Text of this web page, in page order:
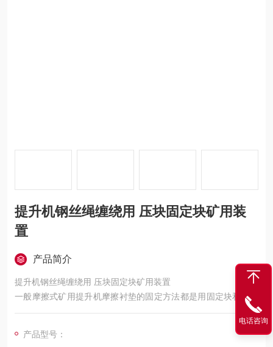
提升机钢丝绳缠绕用 压块固定块矿用装
置
产品简介
提升机钢丝绳缠绕用 压块固定块矿用装置
一般摩擦式矿用提升机摩擦衬垫的固定方法都是用固定块和压块
来固定到滚筒。
产品型号：
电话咨询